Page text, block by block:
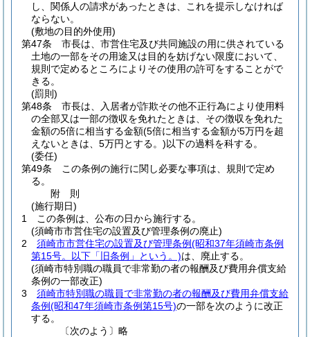
し、関係人の請求があったときは、これを提示しなければ
ならない。
(敷地の目的外使用)
第47条
市長は、市営住宅及び共同施設の用に供されている
土地の一部をその用途又は目的を妨げない限度において、
規則で定めるところによりその使用の許可をすることがで
きる。
(罰則)
第48条
市長は、入居者が詐欺その他不正行為により使用料
の全部又は一部の徴収を免れたときは、その徴収を免れた
金額の5倍に相当する金額(5倍に相当する金額が5万円を超
えないときは、5万円とする。)以下の過料を科する。
(委任)
第49条
この条例の施行に関し必要な事項は、規則で定め
る。
附 則
(施行期日)
1
この条例は、公布の日から施行する。
(須崎市市営住宅の設置及び管理条例の廃止)
2
須崎市市営住宅の設置及び管理条例(昭和37年須崎市条例
第15号。以下「旧条例」という。)は、廃止する。
(須崎市特別職の職員で非常勤の者の報酬及び費用弁償支給
条例の一部改正)
3
須崎市特別職の職員で非常勤の者の報酬及び費用弁償支給
条例(昭和47年須崎市条例第15号)の一部を次のように改正
する。
〔次のよう〕略